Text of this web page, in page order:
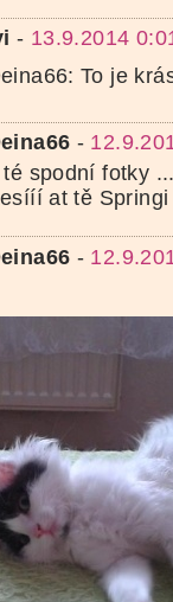
- 13.9.2014
To je
-
té spodní fotky
at tě
-